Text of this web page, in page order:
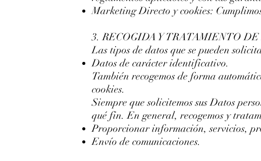
Marketing Directo y cookies:
3. RECOGIDA Y TRATAMIENTO
Las tipos de datos que se pueden
Datos de carácter identificativo.
También recogemos de forma
cookies.
Siempre que solicitemos sus Datos
qué fin. En general, recogemos y
Proporcionar información, servicios,
Envío de comunicaciones.